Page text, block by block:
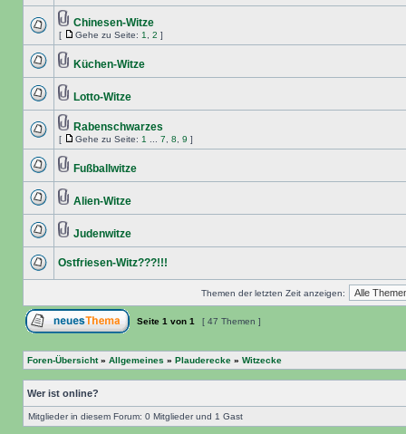
Chinesen-Witze
[ Gehe zu Seite: 1 2 ]
Küchen-Witze
Lotto-Witze
Rabenschwarzes
[ Gehe zu Seite: 1 7 8 9 ]
Fußballwitze
Alien-Witze
Judenwitze
Ostfriesen-Witz???!!!
Themen der letzten Zeit anzeigen:
Seite 1 von 1 [ 47 Themen ]
Foren-Übersicht» Allgemeines » Plauderecke » Witzecke
Wer ist online?
Mitglieder in diesem Forum: 0 Mitglieder und 1 Gast